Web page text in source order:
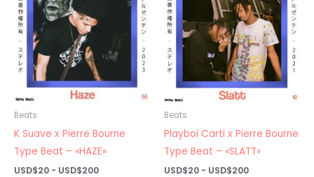
Beats
K Suave x Pierre Bourne
Type Beat – «HAZE»
USD$20 - USD$200Rango
Beats
Playboi Carti x Pierre Bourne
Type Beat – «SLATT»
USD$20 - USD$200Rango